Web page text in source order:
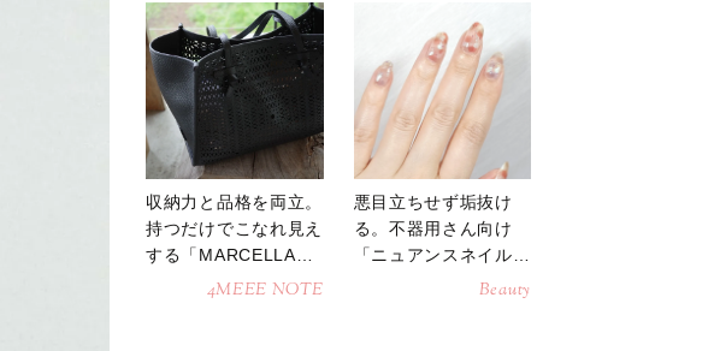
収納力と品格を両立。
持つだけでこなれ見え
する「MARCELLAト
ートバッグ」4MEEE NOTE
悪目立ちせず垢抜け
る。不器用さん向け
「ニュアンスネイル」
Beauty